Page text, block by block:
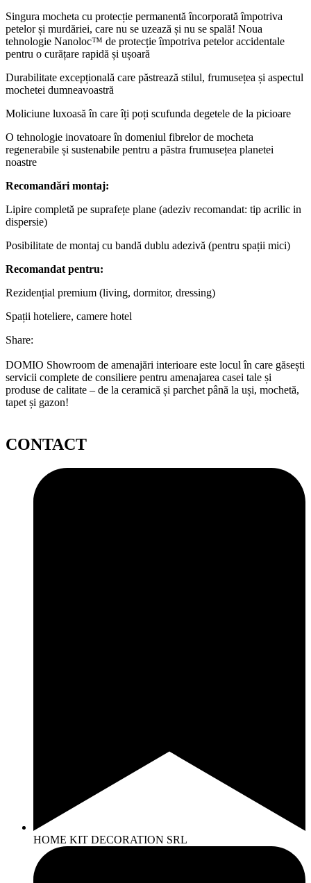
Singura mocheta cu protecție permanentă încorporată împotriva
petelor și murdăriei, care nu se uzează și nu se spală! Noua
tehnologie Nanoloc™ de protecție împotriva petelor accidentale
pentru o curățare rapidă și ușoară
Durabilitate excepțională care păstrează stilul, frumusețea și aspectul
mochetei dumneavoastră
Moliciune luxoasă în care îți poți scufunda degetele de la picioare
O tehnologie inovatoare în domeniul fibrelor de mocheta
regenerabile și sustenabile pentru a păstra frumusețea planetei
noastre
Recomandări montaj:
Lipire completă pe suprafețe plane (adeziv recomandat: tip acrilic in
dispersie)
Posibilitate de montaj cu bandă dublu adezivă (pentru spații mici)
Recomandat pentru:
Rezidențial premium (living, dormitor, dressing)
Spații hoteliere, camere hotel
Share:
DOMIO Showroom de amenajări interioare este locul în care găsești
servicii complete de consiliere pentru amenajarea casei tale și
produse de calitate – de la ceramică și parchet până la uși, mochetă,
tapet și gazon!
CONTACT
HOME KIT DECORATION SRL